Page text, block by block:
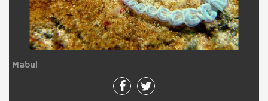
Mabul